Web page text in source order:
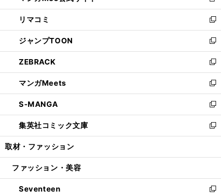
ウ
で
開
く
ン
ド
ウ
で
開
く
ウ
ィ
ン
ド
ウ
で
開
く
し
い
ウ
ィ
ン
ド
ウ
で
開
く
リマコミ
新
し
い
ウ
ィ
ン
ド
ウ
で
開
く
ジャンプTOON
新
し
い
ウ
ィ
ン
ド
ウ
で
開
ZEBRACK
新
し
い
ウ
ィ
ン
ド
ウ
開
マンガMeets
新
し
い
ウ
ィ
ン
ウ
開
く
S-MANGA
新
し
い
ウ
ン
ウ
で
集英社コミック文庫
新
し
ウ
ン
ド
取材・ファッション
ファッション・美容
Seventeen
新